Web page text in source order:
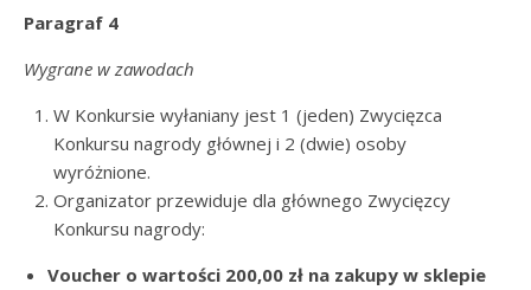
Paragraf 4
Wygrane w zawodach
W Konkursie wyłaniany jest 1 (jeden) Zwycięzca
Konkursu nagrody głównej i 2 (dwie) osoby
wyróżnione.
Organizator przewiduje dla głównego Zwycięzcy
Konkursu nagrody:
Voucher o wartości 200,00 zł na zakupy w sklepie